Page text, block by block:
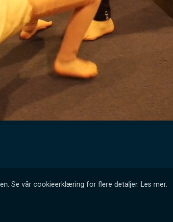
Se vår cookieerklæring for flere detaljer. Les mer.